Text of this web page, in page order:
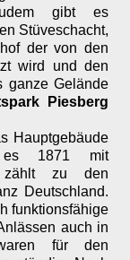
gibt es
Stüveschacht,
der von den
wird und den
ganze Gelände
Piesberg
Hauptgebäude
es 1871 mit
zählt zu den
Deutschland.
funktionsfähige
auch in
für den